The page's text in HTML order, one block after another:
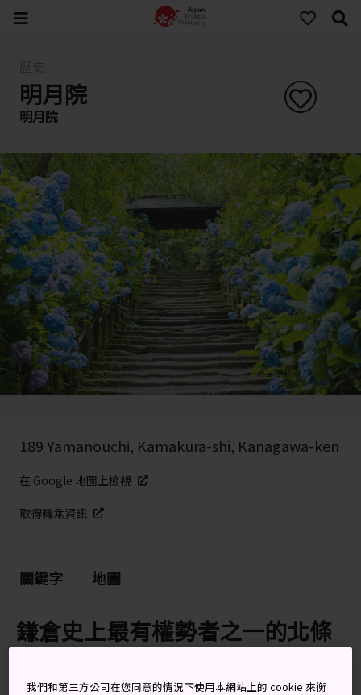
明月院
明月院
189 Yamanouchi, Kamakura-shi, Kanagawa-ken
在 Google 地圖上檢視
取得轉乘資訊
關鍵字 地圖
鎌倉史上最有權勢者之一的北條
我們和第三方公司在您同意的情況下使用本網站上的 cookie 來衡